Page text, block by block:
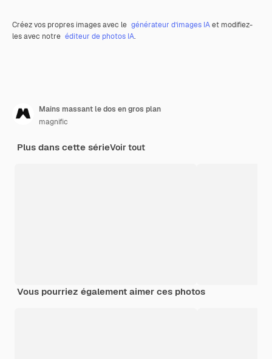
Créez vos propres images avec le générateur d’images IAet modifiez-
les avec notre éditeur de photos IA.
Mains massant le dos en gros plan
magnific
Plus dans cette sérieVoir tout
Vous pourriez également aimer ces photos